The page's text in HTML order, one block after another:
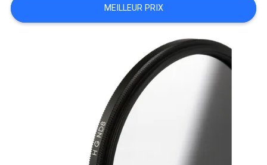
PLAN
MEILLEUR PRIX